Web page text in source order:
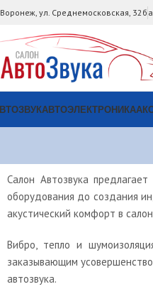
Воронеж, ул. Среднемосковская, 32б
АВТОЭЛЕКТРОНИКА
Салон Автозвука
оборудования до создания
акустический комфорт в
Вибро, тепло и
заказывающим
автозвука.